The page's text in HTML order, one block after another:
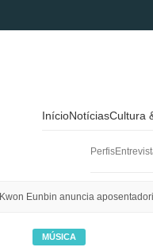
InícioNotíciasCultura
Perfis
Kwon Eunbin anuncia
MÚSICA